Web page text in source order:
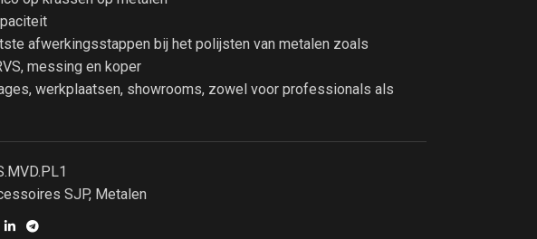
afwerkingsstappen bij het polijsten van metalen zoals
messing en koper
werkplaatsen, showrooms, zowel voor professionals als
SJP, Metalen